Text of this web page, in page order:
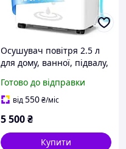
Осушувач повітря 2.5 л
для дому, ванної, підвалу,
COLAZE PD12R-03AE
Готово до відправки
від550₴/міс
5 500₴
Купити